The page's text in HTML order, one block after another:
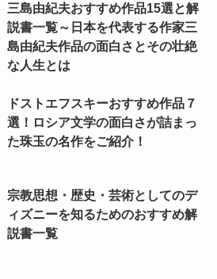
三島由紀夫おすすめ作品15選と解
説書一覧～日本を代表する作家三
島由紀夫作品の面白さとその壮絶
な人生とは
ドストエフスキーおすすめ作品７
選！ロシア文学の面白さが詰まっ
た珠玉の名作をご紹介！
宗教思想・歴史・芸術としてのデ
ィズニーを知るためのおすすめ解
説書一覧